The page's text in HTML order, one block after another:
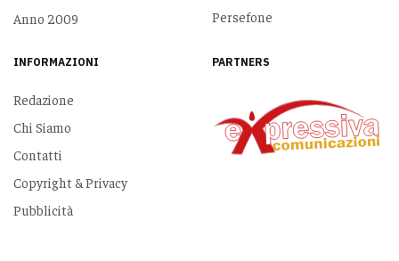
Anno 2009
Persefone
INFORMAZIONI
Redazione
Chi Siamo
Contatti
Copyright & Privacy
Pubblicità
PARTNERS